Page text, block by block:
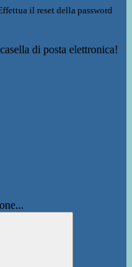
il reset della password
di posta elettronica!